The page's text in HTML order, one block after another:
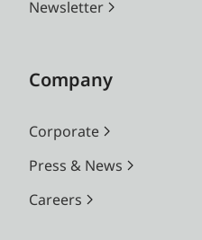
Newsletter
Company
Corporate
Press & News
Careers